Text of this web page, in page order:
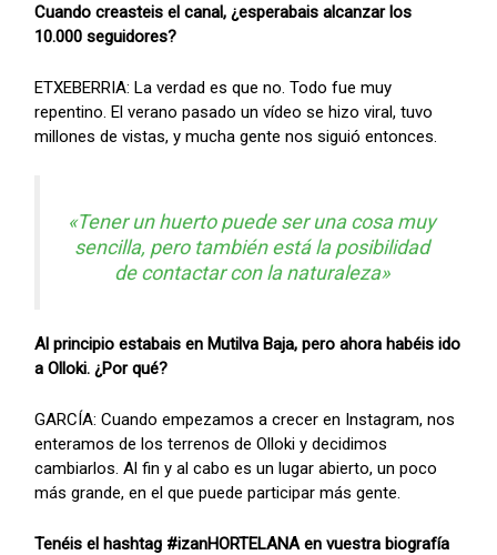
Cuando creasteis el canal, ¿esperabais alcanzar los
10.000 seguidores?
ETXEBERRIA: La verdad es que no. Todo fue muy
repentino. El verano pasado un vídeo se hizo viral, tuvo
millones de vistas, y mucha gente nos siguió entonces.
«Tener un huerto puede ser una cosa muy
sencilla, pero también está la posibilidad
de contactar con la naturaleza»
Al principio estabais en Mutilva Baja, pero ahora habéis ido
a Olloki. ¿Por qué?
GARCÍA: Cuando empezamos a crecer en Instagram, nos
enteramos de los terrenos de Olloki y decidimos
cambiarlos. Al fin y al cabo es un lugar abierto, un poco
más grande, en el que puede participar más gente.
Tenéis el hashtag #izanHORTELANA en vuestra biografía